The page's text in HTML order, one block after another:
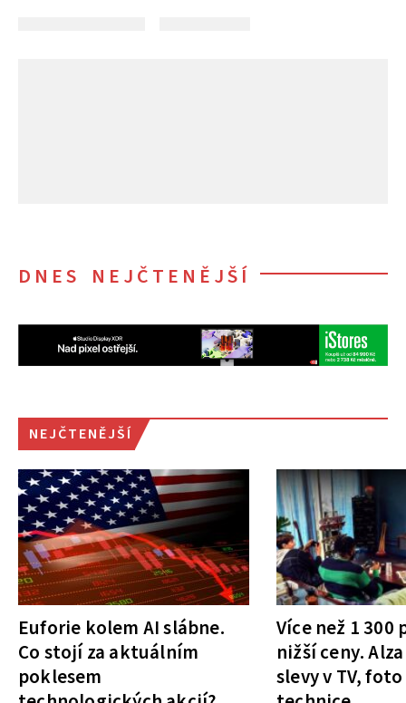
DNES NEJČTENĚJŠÍ
NEJČTENĚJŠÍ
Euforie kolem AI slábne.
Co stojí za aktuálním
poklesem
Více než 1
nižší ceny.
slevy v TV,